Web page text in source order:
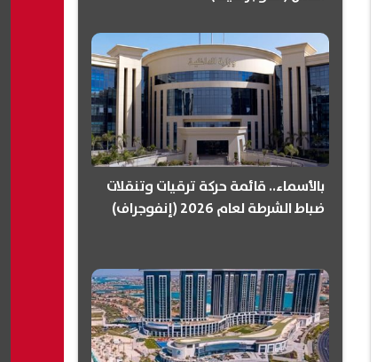
بالأسماء.. قائمة حركة ترقيات وتنقلات
ضباط الشرطة لعام 2026 (إنفوجراف)